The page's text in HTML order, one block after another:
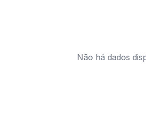
Não há dados